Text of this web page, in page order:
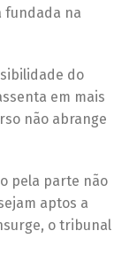
fundada na
do
em mais
não abrange
pela parte não
aptos a
o tribunal